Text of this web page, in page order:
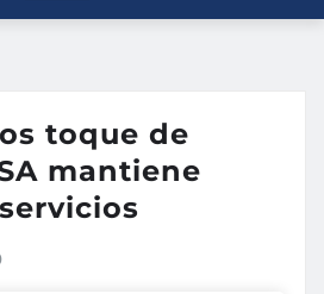
toque de
mantiene